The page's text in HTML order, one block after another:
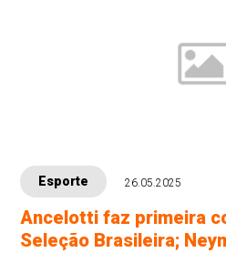
Esporte 26.05.2025
Ancelotti faz primeira
Seleção Brasileira;